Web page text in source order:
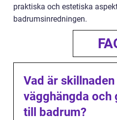
praktiska och estetiska
badrumsinredningen.
Vad är
vägghängda och
till badrum?